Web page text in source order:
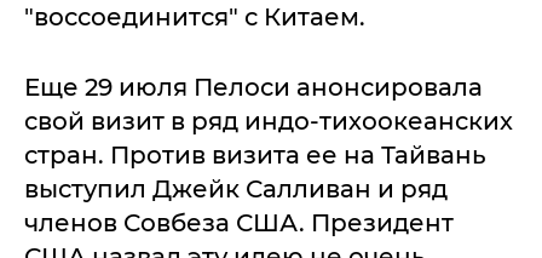
"воссоединится" с Китаем.
Еще 29 июля Пелоси анонсировала
свой визит в ряд индо-тихоокеанских
стран. Против визита ее на Тайвань
выступил Джейк Салливан и ряд
членов Совбеза США. Президент